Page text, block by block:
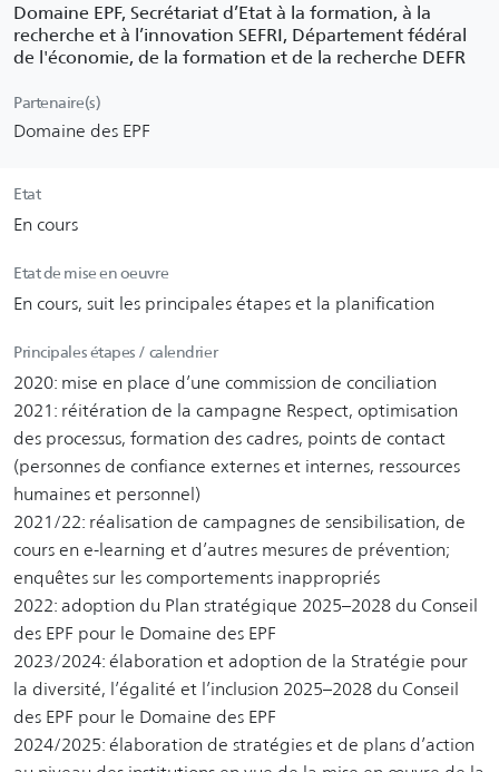
Domaine EPF, Secrétariat d’Etat à la formation, à la
recherche et à l’innovation SEFRI, Département fédéral
de l'économie, de la formation et de la recherche DEFR
Partenaire(s)
Domaine des EPF
Etat
En cours
Etat de mise en oeuvre
En cours, suit les principales étapes et la planification
Principales étapes / calendrier
2020: mise en place d’une commission de conciliation
2021: réitération de la campagne Respect, optimisation
des processus, formation des cadres, points de contact
(personnes de confiance externes et internes, ressources
humaines et personnel)
2021/22: réalisation de campagnes de sensibilisation, de
cours en e-learning et d’autres mesures de prévention;
enquêtes sur les comportements inappropriés
2022: adoption du Plan stratégique 2025–2028 du Conseil
des EPF pour le Domaine des EPF
2023/2024: élaboration et adoption de la Stratégie pour
la diversité, l’égalité et l’inclusion 2025–2028 du Conseil
des EPF pour le Domaine des EPF
2024/2025: élaboration de stratégies et de plans d’action